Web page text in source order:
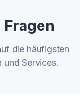
die häufigsten
und Services.